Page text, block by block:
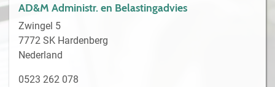
AD&M Administr. en Belastingadvies
Zwingel 5
7772 SK Hardenberg
Nederland
0523 262 078